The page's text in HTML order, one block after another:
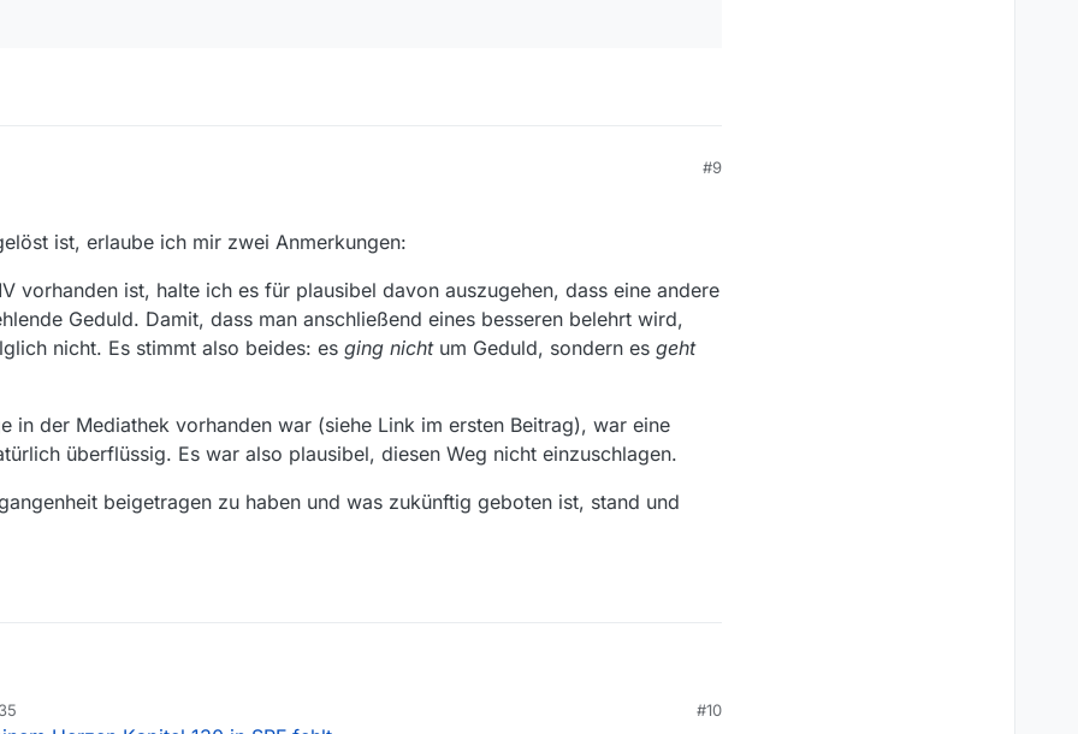
#9
ist, erlaube ich mir zwei Anmerkungen:
vorhanden ist, halte ich es für plausibel davon auszugehen, dass eine andere
Geduld. Damit, dass man anschließend eines besseren belehrt wird,
nicht. Es stimmt also beides: es ging nichtum Geduld, sondern es geht
in der Mediathek vorhanden war (siehe Link im ersten Beitrag), war eine
überflüssig. Es war also plausibel, diesen Weg nicht einzuschlagen.
beigetragen zu haben und was zukünftig geboten ist, stand und
gelöst ist, erlaube ich mir zwei Anmerkungen: #10